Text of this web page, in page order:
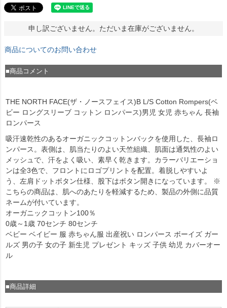
申し訳ございません。ただいま在庫がございません。
商品についてのお問い合わせ
■商品コメント
THE NORTH FACE(ザ・ノースフェイス)B L/S Cotton Rompers(ベ
ビー ロングスリーブ コットン ロンパース)男児 女児 赤ちゃん 長袖
ロンパース
吸汗速乾性のあるオーガニックコットンバックを使用した、長袖ロ
ンパース。表側は、肌当たりのよい天竺組織、肌面は通気性のよい
メッシュで、汗をよく吸い、素早く乾きます。カラーバリエーショ
ンは全3色で、フロントにロゴプリントを配置。着脱しやすいよ
う、左肩ドットボタン仕様、股下はボタン開きになっています。 ※
こちらの商品は、肌へのあたりを軽減するため、製品の外側に品質
ネームが付いています。
オーガニックコットン100％
0歳～1歳 70センチ 80センチ
ベビー ベイビー 服 赤ちゃん服 出産祝い ロンパース ボーイズ ガー
ルズ 男の子 女の子 新生児 プレゼント キッズ 子供 幼児 カバーオー
ル
■商品詳細